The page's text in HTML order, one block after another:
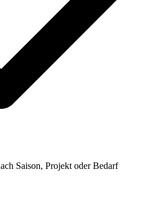
Saison, Projekt oder Bedarf